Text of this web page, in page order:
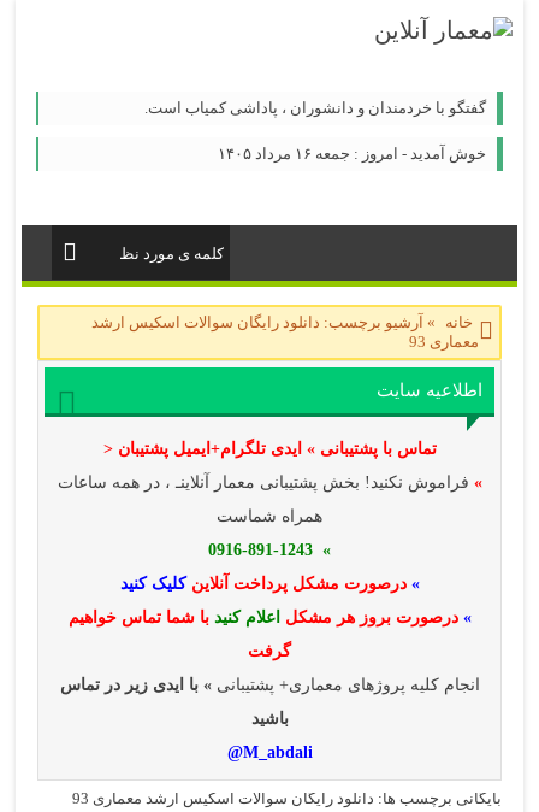
گفتگو با خردمندان و دانشوران ، پاداشی کمیاب است.
خوش آمدید - امروز : جمعه ۱۶ مرداد ۱۴۰۵
خانه » آرشیو برچسب: دانلود رایگان سوالات اسکیس ارشد
معماری 93
اطلاعیه سایت
تماس با پشتیبانی » ایدی تلگرام+ایمیل پشتیبان <
» فراموش نکنید! بخش پشتیبانی معمار آنلاینـ ، در همه ساعات
همراه شماست
» 0916-891-1243
» درصورت مشکل پرداخت آنلاینکلیک کنید
» درصورت بروز هر مشکل اعلام کنید با شما تماس خواهیم
گرفت
انجام کلیه پروژهای معماری+ پشتیبانی» با ایدی زیر در تماس
باشید
M_abdali@
بایگانی برچسب ها: دانلود رایگان سوالات اسکیس ارشد معماری 93